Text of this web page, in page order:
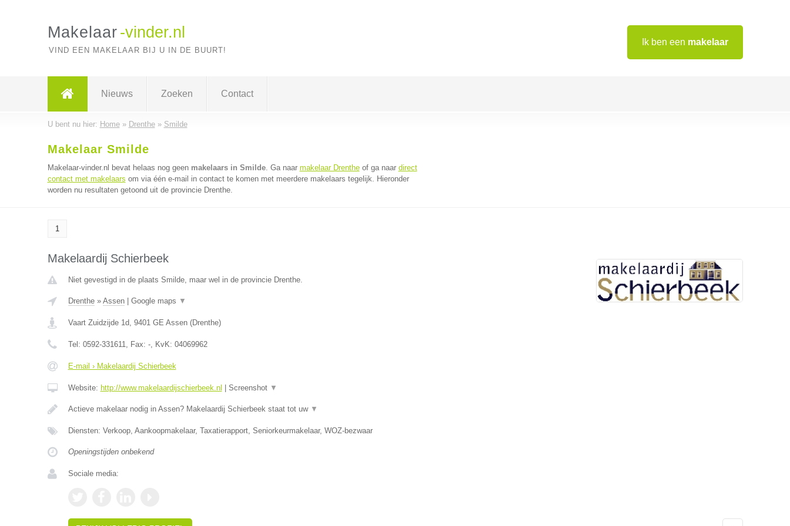
Ik ben een makelaar
Makelaar -vinder.nl
VIND EEN MAKELAAR BIJ U IN DE BUURT!
Nieuws Zoeken Contact
U bent nu hier: Home» Drenthe» Smilde
Makelaar Smilde
Makelaar-vinder.nl bevat helaas nog geen makelaars in Smilde. Ga naar makelaar Drentheof ga naar direct
contact met makelaars om via één e-mail in contact te komen met meerdere makelaars tegelijk. Hieronder
worden nu resultaten getoond uit de provincie Drenthe.
1
Makelaardij Schierbeek
Niet gevestigd in de plaats Smilde, maar wel in de provincie Drenthe.
Drenthe» Assen| Google maps ▼
Vaart Zuidzijde 1d, 9401 GE Assen(Drenthe)
Tel: 0592-331611, Fax: -, KvK: 04069962
E-mail › Makelaardij Schierbeek
Website: http://www.makelaardijschierbeek.nl Screenshot ▼
Actieve makelaar nodig in Assen? Makelaardij Schierbeek staat tot uw ▼
Diensten: Verkoop, Aankoopmakelaar, Taxatierapport, Seniorkeurmakelaar, WOZ-bezwaar
Openingstijden onbekend
Sociale media: